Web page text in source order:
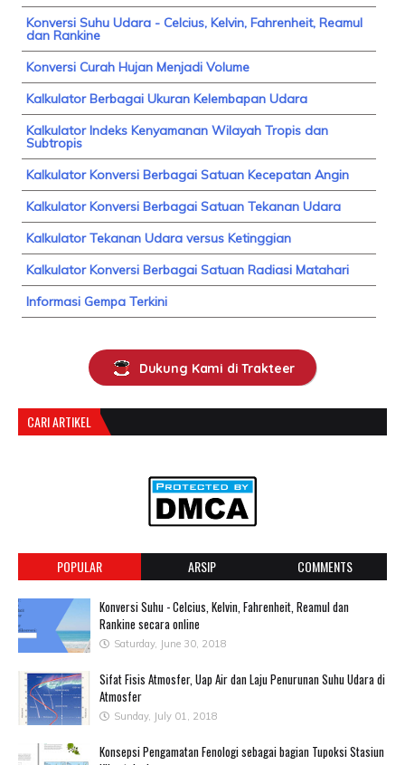
Konversi Suhu Udara - Celcius, Kelvin, Fahrenheit, Reamul
dan Rankine
Konversi Curah Hujan Menjadi Volume
Kalkulator Berbagai Ukuran Kelembapan Udara
Kalkulator Indeks Kenyamanan Wilayah Tropis dan
Subtropis
Kalkulator Konversi Berbagai Satuan Kecepatan Angin
Kalkulator Konversi Berbagai Satuan Tekanan Udara
Kalkulator Tekanan Udara versus Ketinggian
Kalkulator Konversi Berbagai Satuan Radiasi Matahari
Informasi Gempa Terkini
Dukung Kami di Trakteer
CARI ARTIKEL
POPULAR ARSIP COMMENTS
Konversi Suhu - Celcius, Kelvin, Fahrenheit, Reamul dan
Rankine secara online
Saturday, June 30, 2018
Sifat Fisis Atmosfer, Uap Air dan Laju Penurunan Suhu Udara di
Atmosfer
Sunday, July 01, 2018
Konsepsi Pengamatan Fenologi sebagai bagian Tupoksi Stasiun